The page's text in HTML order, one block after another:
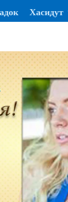
Хасидут